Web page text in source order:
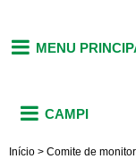
MENU
CAMPI
Início > Comite de